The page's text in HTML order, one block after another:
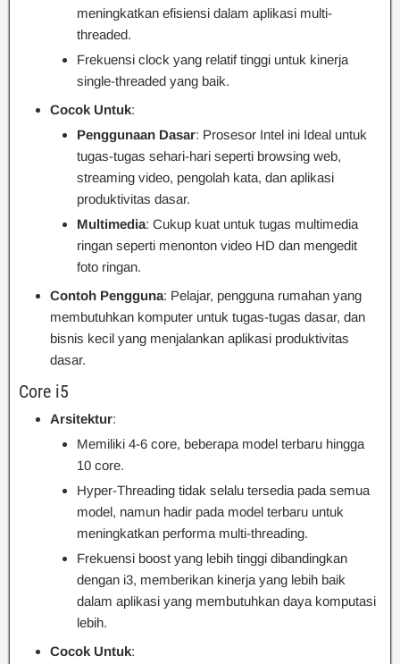
meningkatkan efisiensi dalam aplikasi multi-
threaded.
Frekuensi clock yang relatif tinggi untuk kinerja
single-threaded yang baik.
Cocok Untuk:
Penggunaan Dasar: Prosesor Intel ini Ideal untuk
tugas-tugas sehari-hari seperti browsing web,
streaming video, pengolah kata, dan aplikasi
produktivitas dasar.
Multimedia: Cukup kuat untuk tugas multimedia
ringan seperti menonton video HD dan mengedit
foto ringan.
Contoh Pengguna: Pelajar, pengguna rumahan yang
membutuhkan komputer untuk tugas-tugas dasar, dan
bisnis kecil yang menjalankan aplikasi produktivitas
dasar.
Core i5
Arsitektur:
Memiliki 4-6 core, beberapa model terbaru hingga
10 core.
Hyper-Threading tidak selalu tersedia pada semua
model, namun hadir pada model terbaru untuk
meningkatkan performa multi-threading.
Frekuensi boost yang lebih tinggi dibandingkan
dengan i3, memberikan kinerja yang lebih baik
dalam aplikasi yang membutuhkan daya komputasi
lebih.
Cocok Untuk: